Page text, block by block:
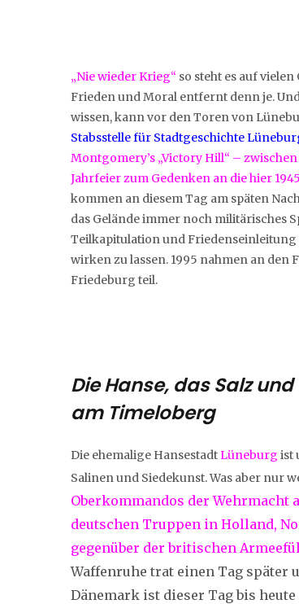
„Nie wieder Krieg“ so steht es auf
Frieden und Moral entfernt denn je.
wissen, kann vor den Toren von
Stabsstelle für Stadtgeschichte
Montgomery’s „Victory Hill“ –
Jahrfeier zum Gedenken an die hier
kommen an diesem Tag am späten
das Gelände immer noch militärisches
Teilkapitulation und
wirken zu lassen. 1995 nahmen an
Friedeburg teil.
Die Hanse, das Salz
am Timeloberg
Die ehemalige HansestadtLüneburg ist
Salinen und Siedekunst. Was aber nur
Oberkommandos der Wehrmacht
deutschen Truppen in Holland,
gegenüber der britischen
Waffenruhe trat einen Tag später
Dänemark ist dieser Tag bis